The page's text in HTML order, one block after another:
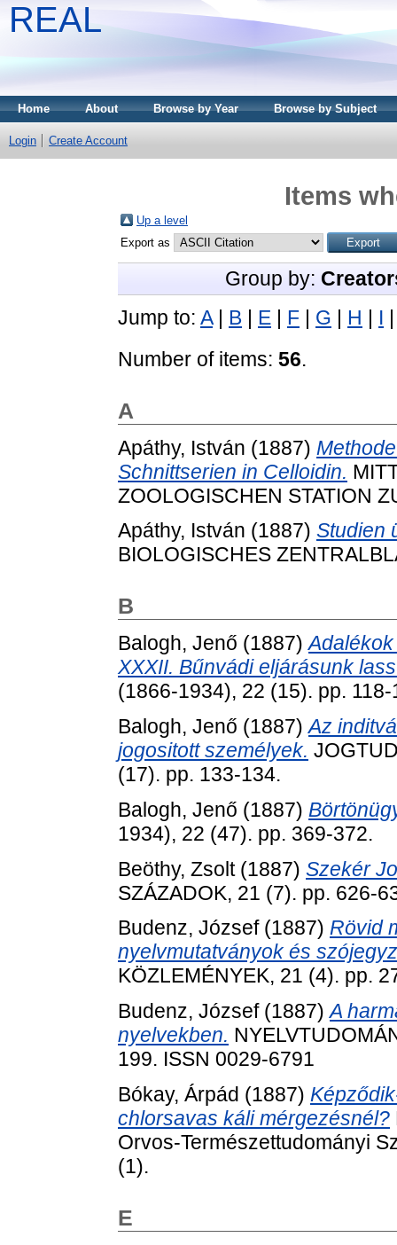
REAL
Home About Browse by Year Browse by Subject
Login Create Account
Items
Up a level
Export as
Group by:
Jump to: A| B | E | F | G | H | I
Number of items: 56.
A
Apáthy, István (1887)
Schnittserien in Celloidin.
ZOOLOGISCHEN STATION
Apáthy, István (1887) Studien
BIOLOGISCHES
B
Balogh, Jenő (1887)
XXXII. Bűnvádi eljárásunk
(1866-1934), 22 (15). pp. 118-
Balogh, Jenő (1887)Az
jogositott személyek.
(17). pp. 133-134.
Balogh, Jenő (1887)
1934), 22 (47). pp. 369-372.
Beöthy, Zsolt(1887) Szekér
SZÁZADOK, 21 (7). pp. 626-
Budenz, József(1887) Rövid
nyelvmutatványok és
KÖZLEMÉNYEK, 21 (4). pp.
Budenz, József(1887)A
nyelvekben.
199. ISSN 0029-6791
Bókay, Árpád (1887)
chlorsavas káli mérgezésnél?
Orvos-Természettudományi
(1).
E